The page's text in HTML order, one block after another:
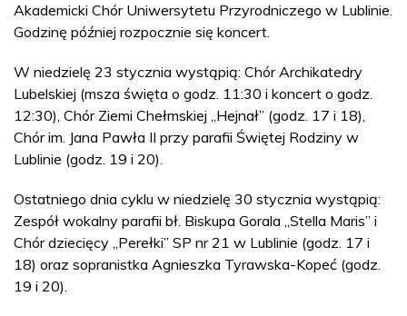
Akademicki Chór Uniwersytetu Przyrodniczego w Lublinie.
Godzinę później rozpocznie się koncert.
W niedzielę 23 stycznia wystąpią: Chór Archikatedry
Lubelskiej (msza święta o godz. 11:30 i koncert o godz.
12:30), Chór Ziemi Chełmskiej „Hejnał” (godz. 17 i 18),
Chór im. Jana Pawła II przy parafii Świętej Rodziny w
Lublinie (godz. 19 i 20).
Ostatniego dnia cyklu w niedzielę 30 stycznia wystąpią:
Zespół wokalny parafii bł. Biskupa Gorala „Stella Maris” i
Chór dziecięcy „Perełki” SP nr 21 w Lublinie (godz. 17 i
18) oraz sopranistka Agnieszka Tyrawska-Kopeć (godz.
19 i 20).